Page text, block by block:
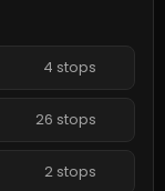
4 stops
26 stops
2 stops